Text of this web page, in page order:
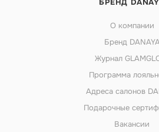
БРЕНД
О компании
Бренд
Журнал
Программа
Адреса салонов
Подарочные
Вакансии